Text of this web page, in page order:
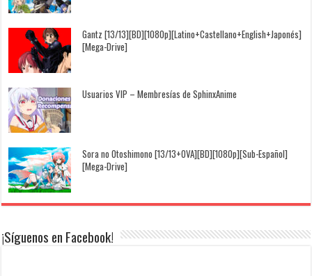
Gantz [13/13][BD][1080p][Latino+Castellano+English+Japonés]
[Mega-Drive]
Usuarios VIP – Membresías de SphinxAnime
Sora no Otoshimono [13/13+OVA][BD][1080p][Sub-Español]
[Mega-Drive]
¡Síguenos en Facebook!